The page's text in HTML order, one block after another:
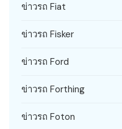
ข่าวรถ Fiat
ข่าวรถ Fisker
ข่าวรถ Ford
ข่าวรถ Forthing
ข่าวรถ Foton